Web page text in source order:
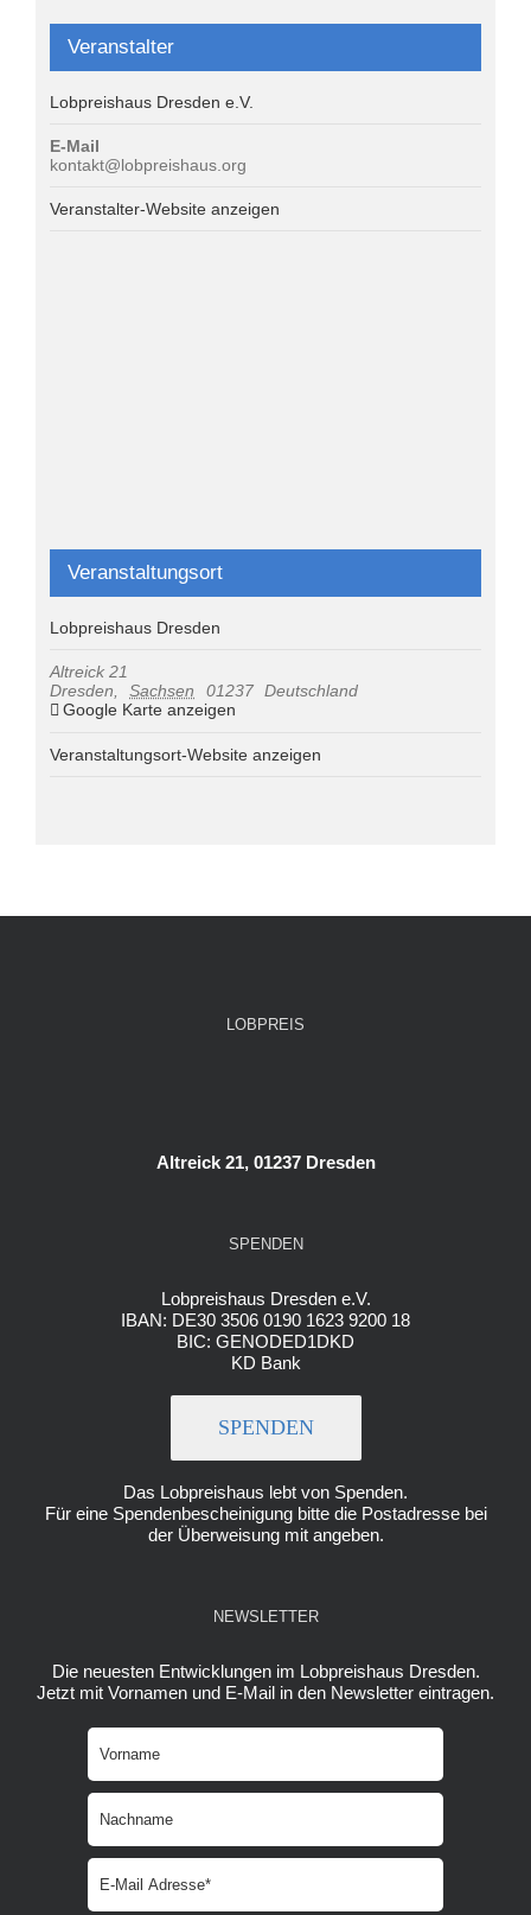
Veranstalter
Lobpreishaus Dresden e.V.
E-Mail
kontakt@lobpreishaus.org
Veranstalter-Website anzeigen
Veranstaltungsort
Lobpreishaus Dresden
Altreick 21
Dresden, Sachsen 01237 Deutschland
Google Karte anzeigen
Veranstaltungsort-Website anzeigen
LOBPREIS
Altreick 21, 01237 Dresden
SPENDEN
Lobpreishaus Dresden e.V.
IBAN: DE30 3506 0190 1623 9200 18
BIC: GENODED1DKD
KD Bank
SPENDEN
Das Lobpreishaus lebt von Spenden.
Für eine Spendenbescheinigung bitte die Postadresse bei
der Überweisung mit angeben.
NEWSLETTER
Die neuesten Entwicklungen im Lobpreishaus Dresden.
Jetzt mit Vornamen und E-Mail in den Newsletter eintragen.